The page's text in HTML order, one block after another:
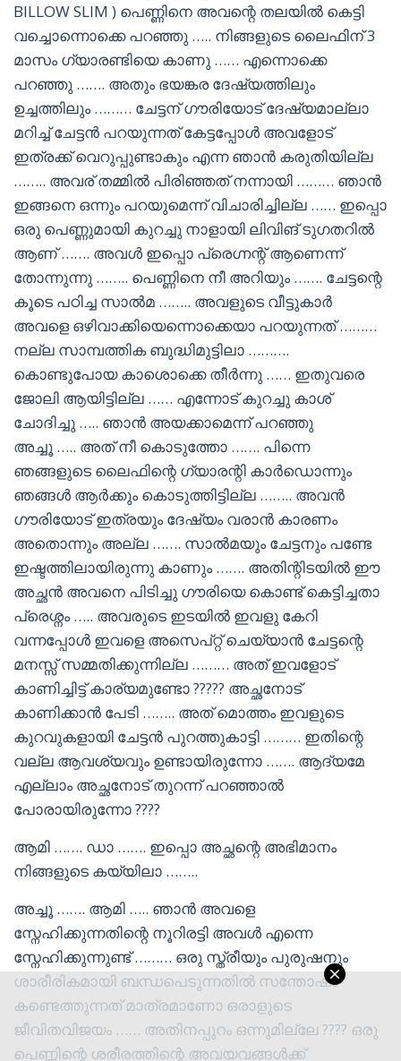
BILLOW SLIM ) പെണ്ണിനെ അവന്റെ തലയിൽ കെട്ടി
വച്ചൊന്നൊക്കെ പറഞ്ഞു ….. നിങ്ങളുടെ ലൈഫിന് 3
മാസം ഗ്യാരണ്ടിയെ കാണു …… എന്നൊക്കെ
പറഞ്ഞു ……. അതും ഭയങ്കര ദേഷ്യത്തിലും
ഉച്ചത്തിലും ……… ചേട്ടന് ഗൗരിയോട് ദേഷ്യമാല്ലാ
മറിച്ച് ചേട്ടൻ പറയുന്നത് കേട്ടപ്പോൾ അവളോട്
ഇത്രക്ക് വെറുപ്പുണ്ടാകും എന്ന ഞാൻ കരുതിയില്ല
…….. അവര് തമ്മിൽ പിരിഞ്ഞത് നന്നായി ……… ഞാൻ
ഇങ്ങനെ ഒന്നും പറയുമെന്ന് വിചാരിച്ചില്ല …… ഇപ്പൊ
ഒരു പെണ്ണുമായി കുറച്ചു നാളായി ലിവിങ് ടുഗതറിൽ
ആണ് ……. അവൾ ഇപ്പൊ പ്രെഗ്നന്റ് ആണെന്ന്
തോന്നുന്നു …….. പെണ്ണിനെ നീ അറിയും ……. ചേട്ടന്റെ
കൂടെ പഠിച്ച സാൽമ …….. അവളുടെ വീട്ടുകാർ
അവളെ ഒഴിവാക്കിയെന്നൊക്കെയാ പറയുന്നത് ………
നല്ല സാമ്പത്തിക ബുദ്ധിമുട്ടിലാ ……….
കൊണ്ടുപോയ കാശൊക്കെ തീർന്നു …… ഇതുവരെ
ജോലി ആയിട്ടില്ല …… എന്നോട് കുറച്ചു കാശ്
ചോദിച്ചു ….. ഞാൻ അയക്കാമെന്ന് പറഞ്ഞു
അച്ചൂ ….. അത് നീ കൊടുത്തോ ……. പിന്നെ
ഞങ്ങളുടെ ലൈഫിന്റെ ഗ്യാരന്റി കാർഡൊന്നും
ഞങ്ങൾ ആർക്കും കൊടുത്തിട്ടില്ല …….. അവൻ
ഗൗരിയോട് ഇത്രയും ദേഷ്യം വരാൻ കാരണം
അതൊന്നും അല്ല ……. സാൽമയും ചേട്ടനും പണ്ടേ
ഇഷ്ടത്തിലായിരുന്നു കാണും ……. അതിന്റിടയിൽ ഈ
അച്ഛൻ അവനെ പിടിച്ചു ഗൗരിയെ കൊണ്ട് കെട്ടിച്ചതാ
പ്രെശ്നം ….. അവരുടെ ഇടയിൽ ഇവളു കേറി
വന്നപ്പോൾ ഇവളെ അസെപ്റ്റ് ചെയ്യാൻ ചേട്ടന്റെ
മനസ്സ് സമ്മതിക്കുന്നില്ല ……… അത് ഇവളോട്
കാണിച്ചിട്ട് കാര്യമുണ്ടോ ????? അച്ഛനോട്
കാണിക്കാൻ പേടി …….. അത് മൊത്തം ഇവളുടെ
കുറവുകളായി ചേട്ടൻ പുറത്തുകാട്ടി ……… ഇതിന്റെ
വല്ല ആവശ്യവും ഉണ്ടായിരുന്നോ ……. ആദ്യമേ
എല്ലാം അച്ഛനോട് തുറന്ന് പറഞ്ഞാൽ
പോരായിരുന്നോ ????
ആമി ……. ഡാ ……. ഇപ്പൊ അച്ഛന്റെ അഭിമാനം
നിങ്ങളുടെ കയ്യിലാ ……..
അച്ചൂ ……. ആമി ….. ഞാൻ അവളെ
സ്നേഹിക്കുന്നതിന്റെ നൂറിരട്ടി അവൾ എന്നെ
സ്നേഹിക്കുന്നുണ്ട് ……… ഒരു സ്ത്രീയും പുരുഷനും
ശാരീരികമായി ബന്ധപെടുന്നതിൽ സന്തോഷം
കണ്ടെത്തുന്നത് മാത്രമാണോ ഒരാളുടെ
ജീവിതവിജയം …… അതിനപ്പുറം ഒന്നുമില്ലേ ???? ഒരു
പെണ്ണിന്റെ ശരീരത്തിന്റെ അവയവങ്ങൾക്ക്